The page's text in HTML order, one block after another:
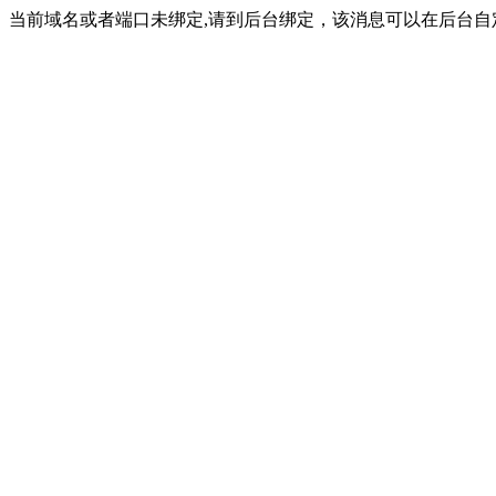
当前域名或者端口未绑定,请到后台绑定，该消息可以在后台自